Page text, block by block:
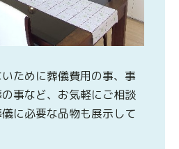
ために葬儀費用の事、事
事など、お気軽にご相談
に必要な品物も展示して